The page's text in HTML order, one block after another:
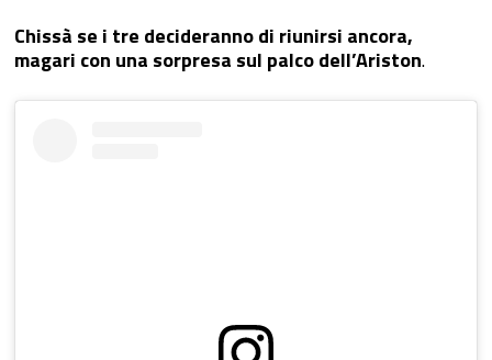
Chissà se i tre decideranno di riunirsi ancora,
magari con una sorpresa sul palco dell’Ariston.